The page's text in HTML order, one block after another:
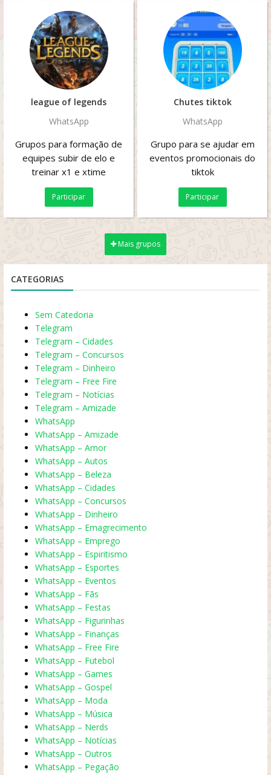
league of legends
WhatsApp
Grupos para formação de
equipes subir de elo e
treinar x1 e xtime
Participar
Chutes tiktok
WhatsApp
Grupo para se ajudar em
eventos promocionais do
tiktok
Participar
Mais grupos
CATEGORIAS
Sem Catedoria
Telegram
Telegram – Cidades
Telegram – Concursos
Telegram – Dinheiro
Telegram – Free Fire
Telegram – Notícias
Telegram – Amizade
WhatsApp
WhatsApp – Amizade
WhatsApp – Amor
WhatsApp – Autos
WhatsApp – Beleza
WhatsApp – Cidades
WhatsApp – Concursos
WhatsApp – Dinheiro
WhatsApp – Emagrecimento
WhatsApp – Emprego
WhatsApp – Espiritismo
WhatsApp – Esportes
WhatsApp – Eventos
WhatsApp – Fãs
WhatsApp – Festas
WhatsApp – Figurinhas
WhatsApp – Finanças
WhatsApp – Free Fire
WhatsApp – Futebol
WhatsApp – Games
WhatsApp – Gospel
WhatsApp – Moda
WhatsApp – Música
WhatsApp – Nerds
WhatsApp – Notícias
WhatsApp – Outros
WhatsApp – Pegação